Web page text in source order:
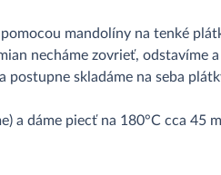
mandolíny na tenké
necháme zovrieť, odstavíme
postupne skladáme na seba
a dáme piecť na 180°C cca 45